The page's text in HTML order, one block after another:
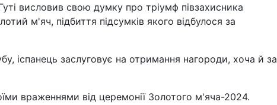
висловив свою думку про тріумф півзахисника
м'яч, підбиття підсумків якого відбулося за
іспанець заслуговує на отримання нагороди, хоча й за
враженнями від церемонії Золотого м'яча-2024.